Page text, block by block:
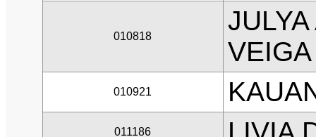
010818
VEIGA
010921
011186